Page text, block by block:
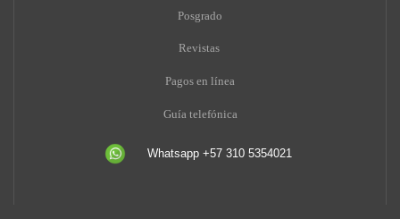
Posgrado
Revistas
Pagos en línea
Guía telefónica
Whatsapp +57 310 5354021